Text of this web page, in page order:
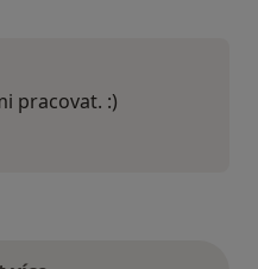
pracovat. :)